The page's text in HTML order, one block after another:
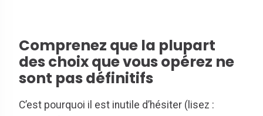
Comprenez que la plupart
des choix que vous opérez ne
sont pas définitifs
C’est pourquoi il est inutile d’hésiter (lisez :